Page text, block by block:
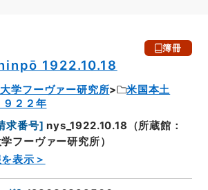
簿冊
1922.10.18
学フーヴァー研究所
米国本土
９２２年
求番号] nys_1922.10.18（所蔵館：
フーヴァー研究所）
表示＞